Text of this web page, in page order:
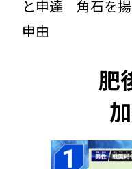
と申達 角石を
申由
肥